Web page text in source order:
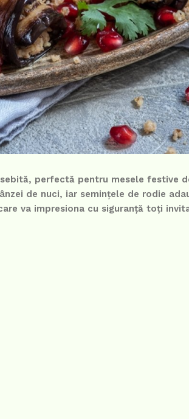
perfectă pentru mesele festive
de nuci, iar semințele de rodie
va impresiona cu siguranță toți